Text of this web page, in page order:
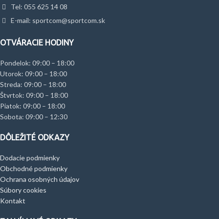
vnútornom vrecku a vo vrecku na
rukáve. Utiahneš spodné sťahovanie
uniknúť.
Tel: 055 625 14 08
E-mail: sportcom@sportcom.sk
OTVÁRACIE HODINY
Pondelok: 09:00 – 18:00
Utorok: 09:00 – 18:00
Streda: 09:00 – 18:00
Štvrtok: 09:00 – 18:00
Piatok: 09:00 – 18:00
Sobota: 09:00 – 12:30
DÔLEŽITÉ ODKAZY
Dodacie podmienky
Obchodné podmienky
Ochrana osobných údajov
Súbory cookies
Kontakt